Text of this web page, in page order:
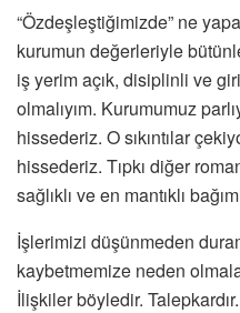
“Özdeşleştiğimizde” ne
kurumun değerleriyle
iş yerim açık, disiplinli ve
olmalıyım. Kurumumuz
hissederiz. O sıkıntılar
hissederiz. Tıpkı diğer
sağlıklı ve en mantıklı
İşlerimizi düşünmeden
kaybetmemize neden
İlişkiler böyledir.